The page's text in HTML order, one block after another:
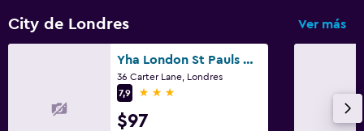
City de Londres Ver más
Yha London St Pauls Hostel
36 Carter Lane, Londres
7,9
3 estrellas
$97